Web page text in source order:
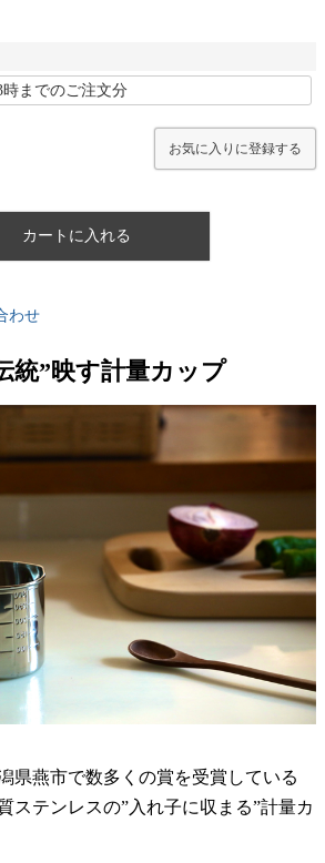
お気に入りに登録する
カートに入れる
わせ
統”映す計量カップ
県燕市で数多くの賞を受賞している
ステンレスの”入れ子に収まる”計量カ